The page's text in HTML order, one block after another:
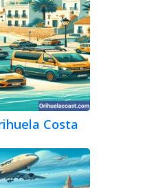
Costa